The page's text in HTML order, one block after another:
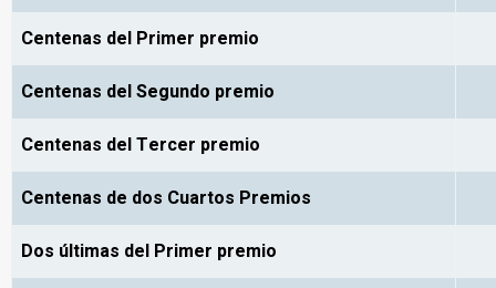
Centenas del Primer premio
Centenas del Segundo premio
Centenas del Tercer premio
Centenas de dos Cuartos Premios
Dos últimas del Primer premio